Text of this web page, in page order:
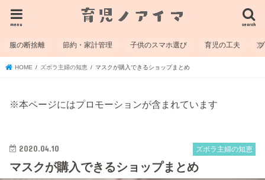
search
menu
服の断捨離 節約・家計管理 子供のスマホ選び 育児の工夫
HOME ズボラ主婦の知恵 マスクが購入できるショップまとめ
※本ページにはプロモーションが含まれています
ズボラ主婦の知恵
2020.04.10
マスクが購入できるショップまとめ